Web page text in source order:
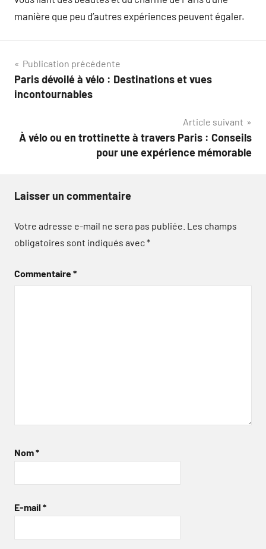
manière que peu d’autres expériences peuvent égaler.
Navigation
de
Publication précédente
Paris dévoilé à vélo : Destinations et vues
incontournables
Article suivant
À vélo ou en trottinette à travers Paris : Conseils
pour une expérience mémorable
Laisser un commentaire
Votre adresse e-mail ne sera pas publiée. Les champs
obligatoires sont indiqués avec*
Commentaire*
Nom*
E-mail *